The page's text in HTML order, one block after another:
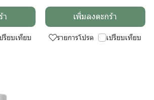
า
รียบเทียบ
เพิ่มลงตะกร้า
รายการโปรด เปรียบเทียบ